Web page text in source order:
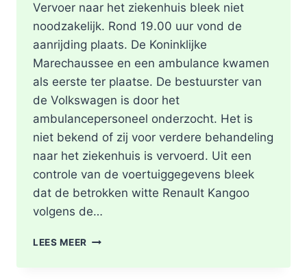
Vervoer naar het ziekenhuis bleek niet
noodzakelijk. Rond 19.00 uur vond de
aanrijding plaats. De Koninklijke
Marechaussee en een ambulance kwamen
als eerste ter plaatse. De bestuurster van
de Volkswagen is door het
ambulancepersoneel onderzocht. Het is
niet bekend of zij voor verdere behandeling
naar het ziekenhuis is vervoerd. Uit een
controle van de voertuiggegevens bleek
dat de betrokken witte Renault Kangoo
volgens de…
LEES MEER GEWONDE